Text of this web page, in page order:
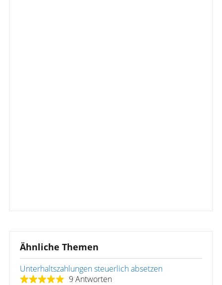
Ähnliche Themen
Unterhaltszahlungen steuerlich absetzen
9 Antworten